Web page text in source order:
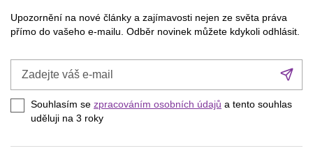
Upozornění na nové články a zajímavosti nejen ze světa práva
přímo do vašeho e-mailu. Odběr novinek můžete kdykoli odhlásit.
e-
mail
Souhlasím se zpracováním osobních údajů a tento souhlas
uděluji na 3 roky